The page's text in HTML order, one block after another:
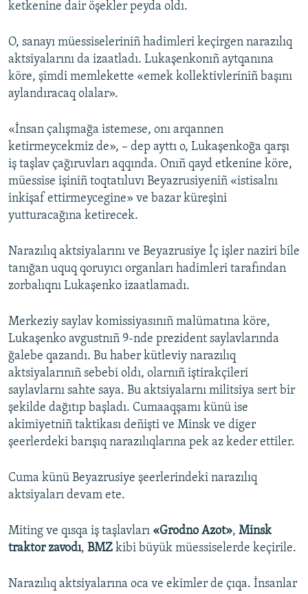
ketkenine dair öşekler peyda oldı.
O, sanayı müessiseleriniñ hadimleri keçirgen narazılıq
aktsiyalarını da izaatladı. Lukaşenkonıñ aytqanına
köre, şimdi memlekette «emek kollektivleriniñ başını
aylandıracaq olalar».
«İnsan çalışmağa istemese, onı arqannen
ketirmeycekmiz de», – dep ayttı o, Lukaşenkoğa qarşı
iş taşlav çağıruvları aqqında. Onıñ qayd etkenine köre,
müessise işiniñ toqtatıluvı Beyazrusiyeniñ «istisalnı
inkişaf ettirmeycegine» ve bazar küreşini
yutturacağına ketirecek.
Narazılıq aktsiyalarını ve Beyazrusiye İç işler naziri bile
tanığan uquq qoruyıcı organları hadimleri tarafından
zorbalıqnı Lukaşenko izaatlamadı.
Merkeziy saylav komissiyasınıñ malümatına köre,
Lukaşenko avgustnıñ 9-nde prezident saylavlarında
ğalebe qazandı. Bu haber kütleviy narazılıq
aktsiyalarınıñ sebebi oldı, olarnıñ iştirakçileri
saylavlarnı sahte saya. Bu aktsiyalarnı militsiya sert bir
şekilde dağıtıp başladı. Cumaaqşamı künü ise
akimiyetniñ taktikası deñişti ve Minsk ve diger
şeerlerdeki barışıq narazılıqlarına pek az keder ettiler.
Cuma künü Beyazrusiye şeerlerindeki narazılıq
aktsiyaları devam ete.
Miting ve qısqa iş taşlavları «Grodno Azot», Minsk
traktor zavodı, BMZ kibi büyük müessiselerde keçirile.
Narazılıq aktsiyalarına oca ve ekimler de çıqa. İnsanlar